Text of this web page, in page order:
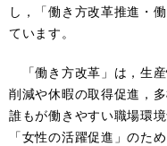
し，「働き方改革推進・
ています。
「働き方改革」は，生
削減や休暇の取得促進，
誰もが働きやすい職場環
「女性の活躍促進」のた